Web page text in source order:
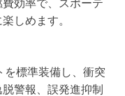
しめます。
を標準装備し、衝突
警報、誤発進抑制